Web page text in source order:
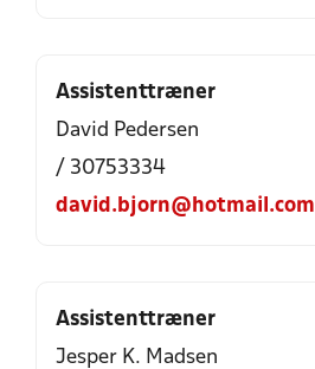
Assistenttræner
David Pedersen
/ 30753334
david.bjorn@hotmail.com
Assistenttræner
Jesper K. Madsen